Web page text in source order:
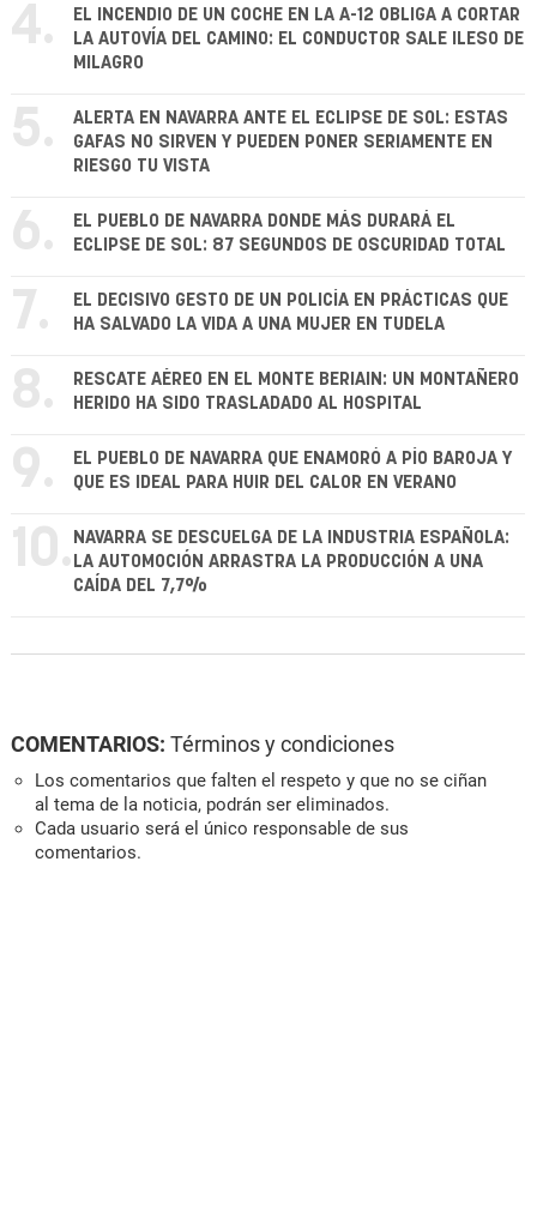
4.
EL INCENDIO DE UN COCHE EN LA A-12 OBLIGA A CORTAR
LA AUTOVÍA DEL CAMINO: EL CONDUCTOR SALE ILESO DE
MILAGRO
5.
ALERTA EN NAVARRA ANTE EL ECLIPSE DE SOL: ESTAS
GAFAS NO SIRVEN Y PUEDEN PONER SERIAMENTE EN
RIESGO TU VISTA
6.
EL PUEBLO DE NAVARRA DONDE MÁS DURARÁ EL
ECLIPSE DE SOL: 87 SEGUNDOS DE OSCURIDAD TOTAL
7.
EL DECISIVO GESTO DE UN POLICÍA EN PRÁCTICAS QUE
HA SALVADO LA VIDA A UNA MUJER EN TUDELA
8.
RESCATE AÉREO EN EL MONTE BERIAIN: UN MONTAÑERO
HERIDO HA SIDO TRASLADADO AL HOSPITAL
9.
EL PUEBLO DE NAVARRA QUE ENAMORÓ A PÍO BAROJA Y
QUE ES IDEAL PARA HUIR DEL CALOR EN VERANO
10. NAVARRA SE DESCUELGA DE LA INDUSTRIA ESPAÑOLA:
LA AUTOMOCIÓN ARRASTRA LA PRODUCCIÓN A UNA
CAÍDA DEL 7,7%
COMENTARIOS: Términos y condiciones
Los comentarios que falten el respeto y que no se ciñan
al tema de la noticia, podrán ser eliminados.
Cada usuario será el único responsable de sus
comentarios.